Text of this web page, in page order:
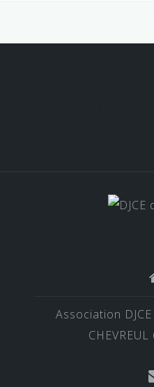
Association